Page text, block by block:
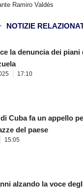
Ramiro Valdés
NOTIZIE
la denuncia dei piani
17:10
Cuba fa un appello
del paese
15:05
alzando la voce